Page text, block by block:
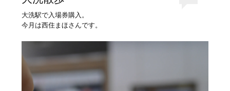
大洗駅で入場券購入。
今月は西住まほさんです。